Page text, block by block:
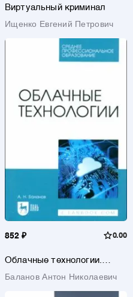
Виртуальный криминал
Ищенко Евгений Петрович
852 ₽ 0.00
Облачные технологии.
Баланов Антон Николаевич